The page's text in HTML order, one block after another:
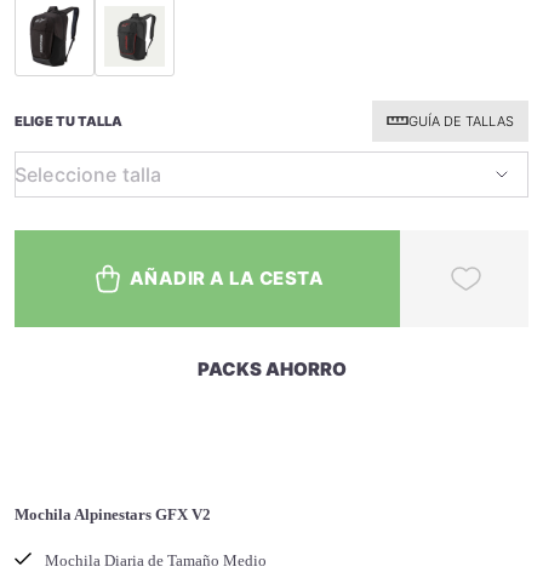
ELIGE TU TALLA GUÍA DE TALLAS
AÑADIR A LA CESTA
PACKS AHORRO
Mochila Alpinestars GFX V2
Mochila Diaria de Tamaño Medio